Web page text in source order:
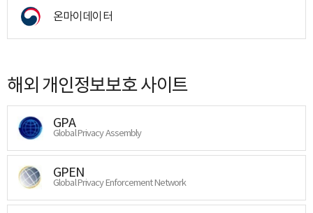
온마이데이터
해외 개인정보보호 사이트
GPA
Global Privacy Assembly
GPEN
Global Privacy Enforcement Network